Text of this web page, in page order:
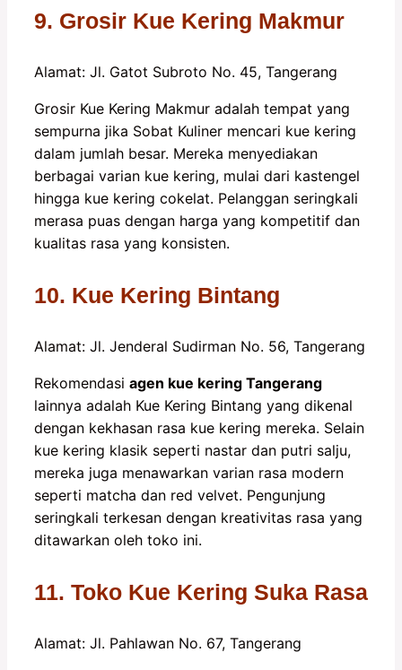
9. Grosir Kue Kering Makmur
Alamat: Jl. Gatot Subroto No. 45, Tangerang
Grosir Kue Kering Makmur adalah tempat yang
sempurna jika Sobat Kuliner mencari kue kering
dalam jumlah besar. Mereka menyediakan
berbagai varian kue kering, mulai dari kastengel
hingga kue kering cokelat. Pelanggan seringkali
merasa puas dengan harga yang kompetitif dan
kualitas rasa yang konsisten.
10. Kue Kering Bintang
Alamat: Jl. Jenderal Sudirman No. 56, Tangerang
Rekomendasi agen kue kering Tangerang
lainnya adalah Kue Kering Bintang yang dikenal
dengan kekhasan rasa kue kering mereka. Selain
kue kering klasik seperti nastar dan putri salju,
mereka juga menawarkan varian rasa modern
seperti matcha dan red velvet. Pengunjung
seringkali terkesan dengan kreativitas rasa yang
ditawarkan oleh toko ini.
11. Toko Kue Kering Suka Rasa
Alamat: Jl. Pahlawan No. 67, Tangerang